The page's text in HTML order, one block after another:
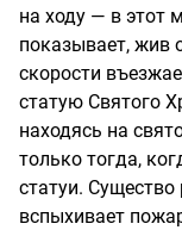
на ходу — в этот
показывает, жив
скорости
статую Святого
находясь на
только тогда,
статуи. Существо
вспыхивает